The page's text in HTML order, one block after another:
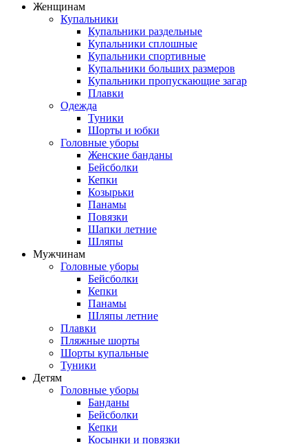
Женщинам
Купальники
Купальники раздельные
Купальники сплошные
Купальники спортивные
Купальники больших размеров
Купальники пропускающие загар
Плавки
Одежда
Туники
Шорты и юбки
Головные уборы
Женские банданы
Бейсболки
Кепки
Козырьки
Панамы
Повязки
Шапки летние
Шляпы
Мужчинам
Головные уборы
Бейсболки
Кепки
Панамы
Шляпы летние
Плавки
Пляжные шорты
Шорты купальные
Туники
Детям
Головные уборы
Банданы
Бейсболки
Кепки
Косынки и повязки